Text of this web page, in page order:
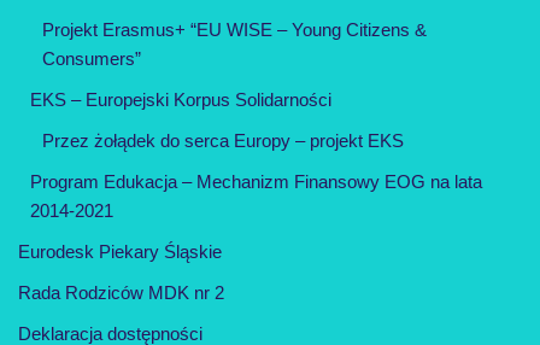
Projekt Erasmus+ “EU WISE – Young Citizens &
Consumers”
EKS – Europejski Korpus Solidarności
Przez żołądek do serca Europy – projekt EKS
Program Edukacja – Mechanizm Finansowy EOG na lata
2014-2021
Eurodesk Piekary Śląskie
Rada Rodziców MDK nr 2
Deklaracja dostępności